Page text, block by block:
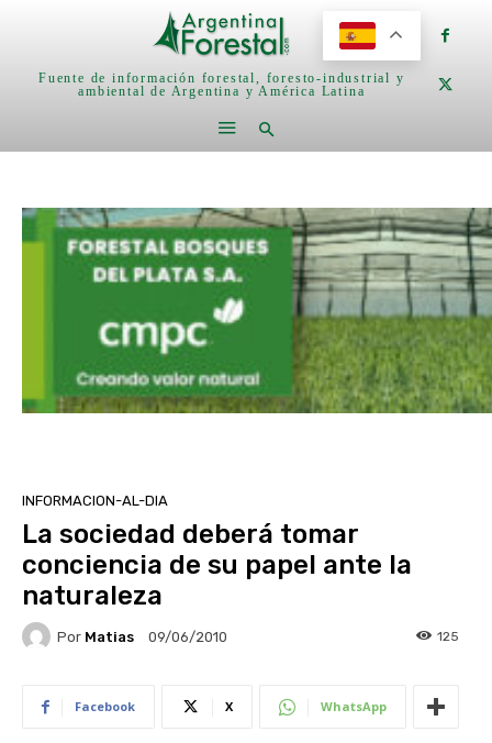
Fuente de información forestal, foresto-industrial y
ambiental de Argentina y América Latina
INFORMACION-AL-DIA
La sociedad deberá tomar
conciencia de su papel ante la
naturaleza
Por Matias 09/06/2010 125
Facebook X WhatsApp